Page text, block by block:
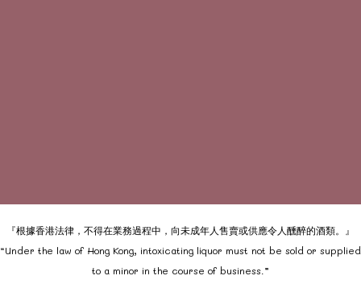
『根據香港法律，不得在業務過程中，向未成年人售賣或供應令人醺醉的酒類。』
“Under the law of Hong Kong, intoxicating liquor must not be sold or supplied
to a minor in the course of business.”